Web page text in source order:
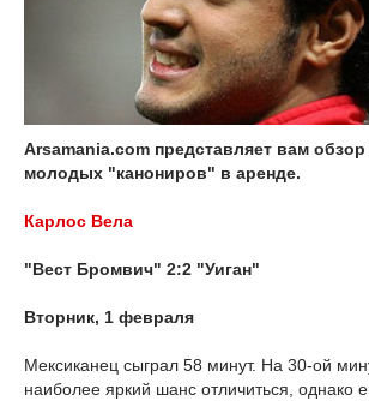
Arsamania.com представляет вам
молодых "канониров" в аренде.
Карлос Вела
"Вест Бромвич" 2:2 "Уиган"
Вторник, 1 февраля
Мексиканец сыграл 58 минут. На 30-ой
наиболее яркий шанс отличиться, однако